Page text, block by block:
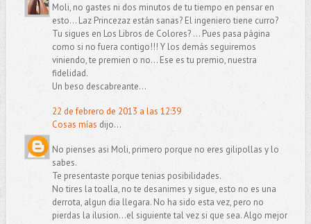
Moli, no gastes ni dos minutos de tu tiempo en pensar en
esto... Laz Princezaz están sanas? El ingeniero tiene curro?
Tu sigues en Los Libros de Colores? ... Pues pasa página
como si no fuera contigo!!! Y los demás seguiremos
viniendo, te premien o no... Ese es tu premio, nuestra
fidelidad.
Un beso descabreante...
22 de febrero de 2013 a las 12:39
Cosas mías dijo...
No pienses asi Moli, primero porque no eres gilipollas y lo
sabes.
Te presentaste porque tenias posibilidades.
No tires la toalla, no te desanimes y sigue, esto no es una
derrota, algun dia llegara. No ha sido esta vez, pero no
pierdas la ilusion...el siguiente tal vez si que sea. Algo mejor